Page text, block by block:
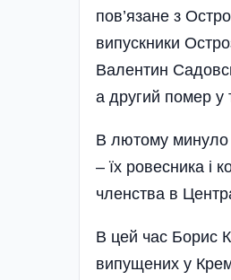
пов’язане з
випускники
Валентин
а другий помер у
В лютому минуло
– їх ровесника і
членства в
В цей час Борис
випущених у